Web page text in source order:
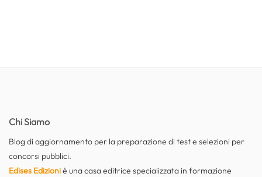
Chi Siamo
Blog di aggiornamento per la preparazione di test e selezioni per
concorsi pubblici.
Edises Edizioniè una casa editrice specializzata in formazione